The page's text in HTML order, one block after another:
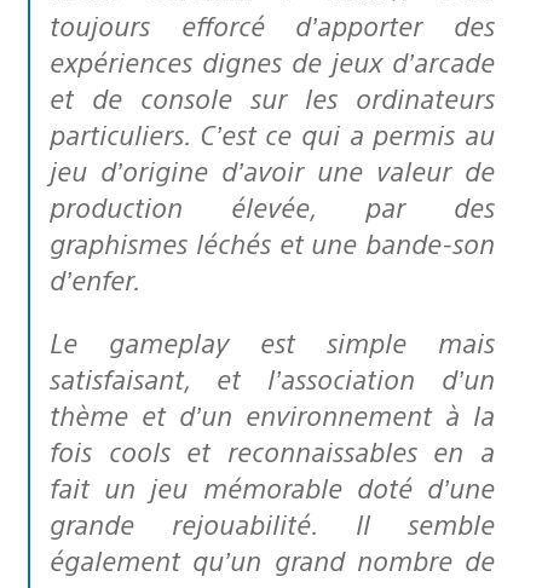
toujours efforcé d’apporter des
expériences dignes de jeux d’arcade
et de console sur les ordinateurs
particuliers. C’est ce qui a permis au
jeu d’origine d’avoir une valeur de
production élevée, par des
graphismes léchés et une bande-son
d’enfer.
Le gameplay est simple mais
satisfaisant, et l’association d’un
thème et d’un environnement à la
fois cools et reconnaissables en a
fait un jeu mémorable doté d’une
grande rejouabilité. Il semble
également qu’un grand nombre de